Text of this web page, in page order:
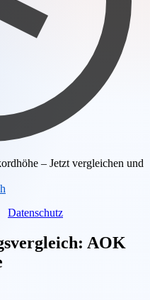
– Jetzt vergleichen und
Datenschutz
AOK